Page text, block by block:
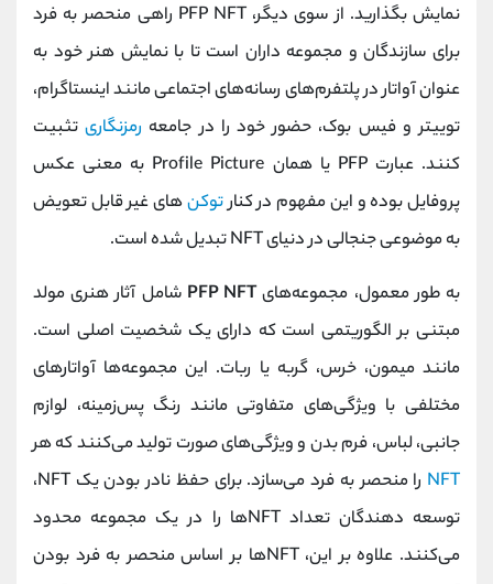
نمایش بگذارید. از سوی دیگر، PFP NFT راهی منحصر به فرد
برای سازندگان و مجموعه داران است تا با نمایش هنر خود به
عنوان آواتار در پلتفرم‌های رسانه‌های اجتماعی مانند اینستاگرام،
توییتر و فیس بوک، حضور خود را در جامعه رمزنگاریتثبیت
کنند. عبارت PFP یا همان Profile Picture به معنی عکس
پروفایل بوده و این مفهوم در کنارتوکن‌های غیر قابل تعویض
به موضوعی جنجالی در دنیای NFT تبدیل شده است.
به طور معمول، مجموعه‌هایPFP NFT شامل آثار هنری مولد
مبتنی بر الگوریتمی است که دارای یک شخصیت اصلی است.
مانند میمون، خرس، گربه یا ربات. این مجموعه‌ها آواتارهای
مختلفی با ویژگی‌های متفاوتی مانند رنگ پس‌زمینه، لوازم
جانبی، لباس، فرم بدن و ویژگی‌های صورت تولید می‌کنند که هر
NFT
را منحصر به ‌فرد می‌سازد. برای حفظ نادر بودن یک NFT،
توسعه دهندگان تعداد NFTها را در یک مجموعه محدود
می‌کنند. علاوه بر این، NFTها بر اساس منحصر به فرد بودن